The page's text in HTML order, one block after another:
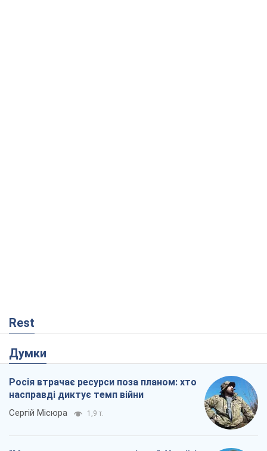
Rest
Думки
Росія втрачає ресурси поза планом: хто
насправді диктує темп війни
Сергій Місюра 1,9 т.